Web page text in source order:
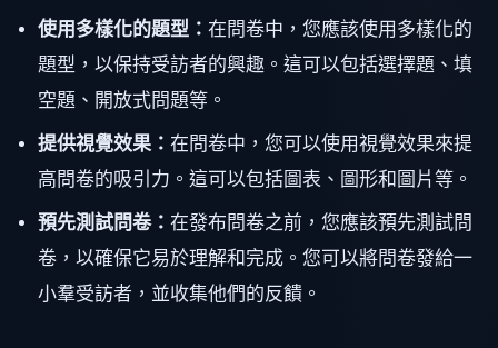
使用多樣化的題型： 在問卷中，您應該使用多樣化的
題型，以保持受訪者的興趣。這可以包括選擇題、填
空題、開放式問題等。
提供視覺效果： 在問卷中，您可以使用視覺效果來提
高問卷的吸引力。這可以包括圖表、圖形和圖片等。
預先測試問卷： 在發布問卷之前，您應該預先測試問
卷，以確保它易於理解和完成。您可以將問卷發給一
小羣受訪者，並收集他們的反饋。